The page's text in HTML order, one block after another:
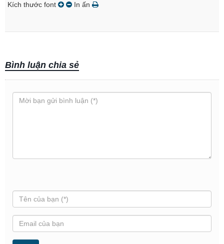
Kích thước font In ấn
Bình luận chia sẻ